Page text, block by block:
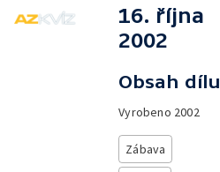
16. října
2002
Obsah dílu
Vyrobeno 2002
Zábava